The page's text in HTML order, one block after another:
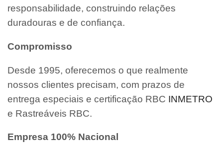
responsabilidade, construindo relações
duradouras e de confiança.
Compromisso
Desde 1995, oferecemos o que realmente
nossos clientes precisam, com prazos de
entrega especiais e certificação RBC INMETRO
e Rastreáveis RBC.
Empresa 100% Nacional